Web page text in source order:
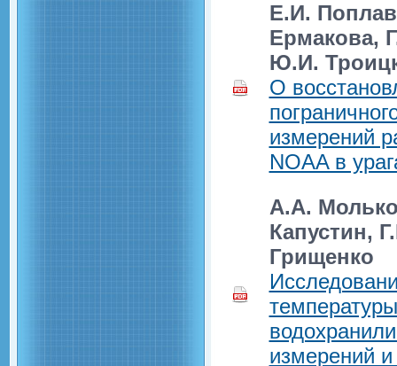
Е.И.
Ермакова,
Ю.И.
О
измерений
NOAA в
А.А.
Капустин,
Грищенко
измерений